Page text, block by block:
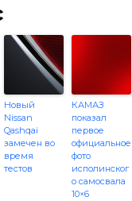
Новый
Nissan
Qashqai
замечен во
время
тестов
КАМАЗ
показал
первое
официальное
фото
исполинског
о самосвала
10×6